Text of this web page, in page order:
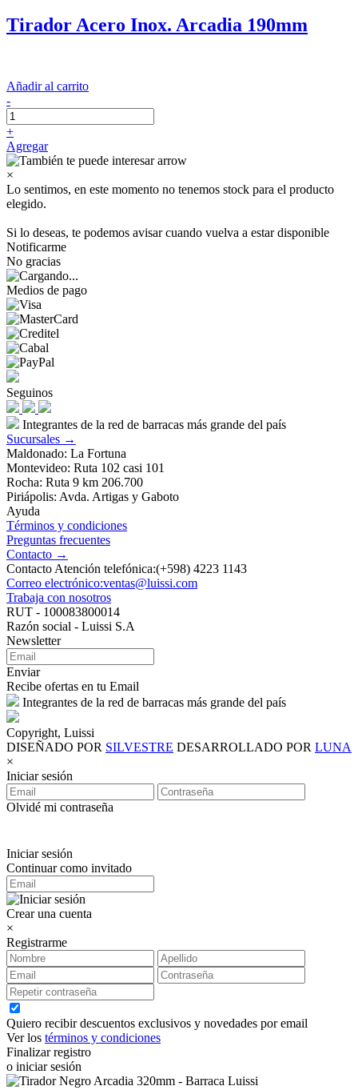
Tirador Acero Inox. Arcadia 190mm
Añadir al carrito
-
+
Agregar
×
Lo sentimos, en este momento no tenemos stock para el producto
elegido.
Si lo deseas, te podemos avisar cuando vuelva a estar disponible
Notificarme
No gracias
Medios de pago
Seguinos
Integrantes de la red de barracas más grande del país
Sucursales →
Maldonado: La Fortuna
Montevideo: Ruta 102 casi 101
Rocha: Ruta 9 km 206.700
Piriápolis: Avda. Artigas y Gaboto
Ayuda
Términos y condiciones
Preguntas frecuentes
Contacto →
Contacto Atención telefónica:(+598) 4223 1143
Correo electrónico:ventas@luissi.com
Trabaja con nosotros
RUT - 100083800014
Razón social - Luissi S.A
Newsletter
Enviar
Recibe ofertas en tu Email
Integrantes de la red de barracas más grande del país
Copyright, Luissi
DISEÑADO POR SILVESTRE DESARROLLADO POR LUNA
×
Iniciar sesión
Olvidé mi contraseña
Iniciar sesión
Continuar como invitado
Crear una cuenta
×
Registrarme
Quiero recibir descuentos exclusivos y novedades por email
Ver los términos y condiciones
Finalizar registro
o iniciar sesión